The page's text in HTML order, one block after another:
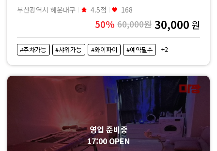
부산광역시 해운대구 4.5점 168
50% 60,000원 30,000 원
#주차가능 #샤워가능 #와이파이 #예약필수 +2
영업 준비중
17:00 OPEN